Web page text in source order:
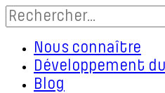
Nous connaître
Développement
Blog